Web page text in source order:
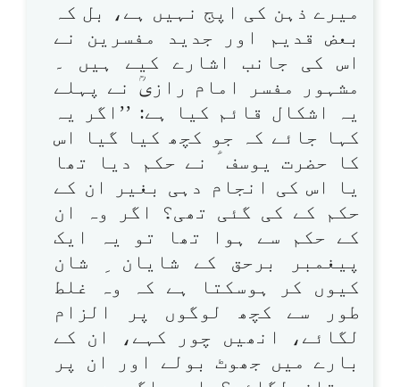
میرے ذہن کی اپج نہیں ہے، بل کہ
بعض قدیم اور جدید مفسرین نے
اس کی جانب اشارے کیے ہیں ۔
مشہور مفسر امام رازیؒ نے پہلے
یہ اشکال قائم کیا ہے: ’’اگر یہ
کہا جائے کہ جو کچھ کیا گیا اس
کا حضرت یوسف ؑ نے حکم دیا تھا
یا اس کی انجام دہی بغیر ان کے
حکم کے کی گئی تھی؟ اگر وہ ان
کے حکم سے ہوا تھا تو یہ ایک
پیغمبر برحق کے شایان ِ شان
کیوں کر ہوسکتا ہے کہ وہ غلط
طور سے کچھ لوگوں پر الزام
لگائے، انھیں چور کہے، ان کے
بارے میں جھوٹ بولے اور ان پر